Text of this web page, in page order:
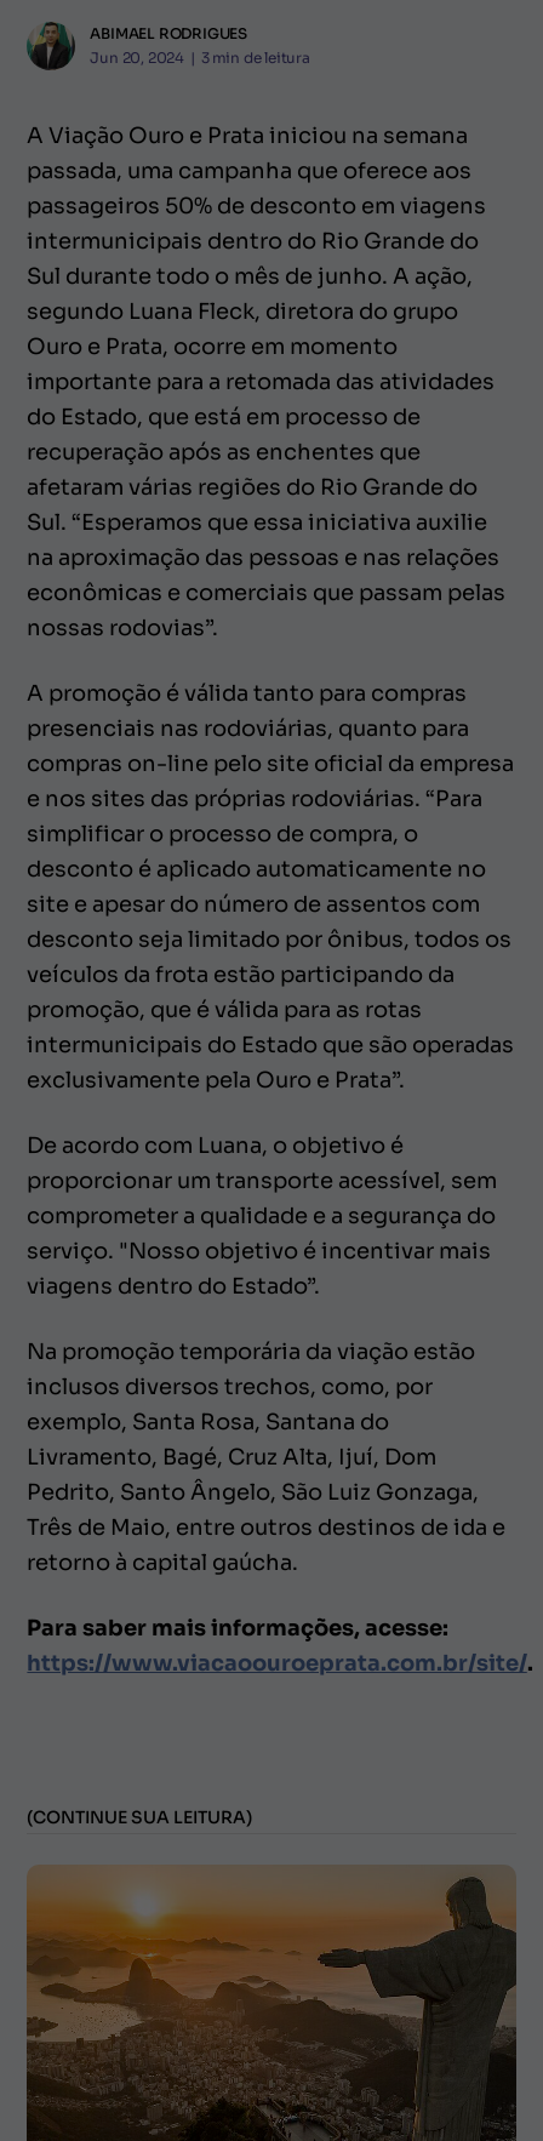
ABIMAEL RODRIGUES
Jun 20, 2024 | 3 min de leitura
A Viação Ouro e Prata iniciou na semana
passada, uma campanha que oferece aos
passageiros 50% de desconto em viagens
intermunicipais dentro do Rio Grande do
Sul durante todo o mês de junho. A ação,
segundo Luana Fleck, diretora do grupo
Ouro e Prata, ocorre em momento
importante para a retomada das atividades
do Estado, que está em processo de
recuperação após as enchentes que
afetaram várias regiões do Rio Grande do
Sul. “Esperamos que essa iniciativa auxilie
na aproximação das pessoas e nas relações
econômicas e comerciais que passam pelas
nossas rodovias”.
A promoção é válida tanto para compras
presenciais nas rodoviárias, quanto para
compras on-line pelo site oficial da empresa
e nos sites das próprias rodoviárias. “Para
simplificar o processo de compra, o
desconto é aplicado automaticamente no
site e apesar do número de assentos com
desconto seja limitado por ônibus, todos os
veículos da frota estão participando da
promoção, que é válida para as rotas
intermunicipais do Estado que são operadas
exclusivamente pela Ouro e Prata”.
De acordo com Luana, o objetivo é
proporcionar um transporte acessível, sem
comprometer a qualidade e a segurança do
serviço. "Nosso objetivo é incentivar mais
viagens dentro do Estado”.
Na promoção temporária da viação estão
inclusos diversos trechos, como, por
exemplo, Santa Rosa, Santana do
Livramento, Bagé, Cruz Alta, Ijuí, Dom
Pedrito, Santo Ângelo, São Luiz Gonzaga,
Três de Maio, entre outros destinos de ida e
retorno à capital gaúcha.
Para saber mais informações, acesse:
https://www.viacaoouroeprata.com.br/site/.
(CONTINUE SUA LEITURA)